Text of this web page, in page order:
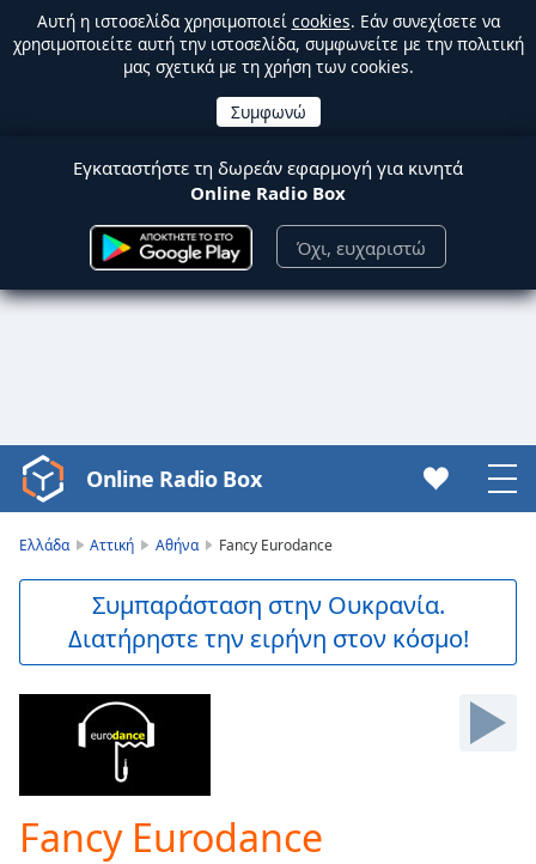
Αυτή η ιστοσελίδα χρησιμοποιεί cookies. Εάν συνεχίσετε να
χρησιμοποιείτε αυτή την ιστοσελίδα, συμφωνείτε με την πολιτική
μας σχετικά με τη χρήση των cookies.
Εγκαταστήστε τη δωρεάν εφαρμογή για κινητά
Online Radio Box
Όχι, ευχαριστώ
Video
Player
Skip
Online Radio Box
Ελλάδα Αττική Αθήνα Fancy Eurodance
Συμπαράσταση στην Ουκρανία.
Διατήρηστε την ειρήνη στον κόσμο!
Fancy Eurodance